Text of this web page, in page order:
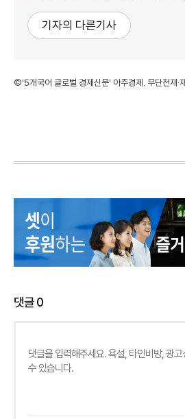
기자의 다른기사
©'5개국어 글로벌 경제신문' 아주경제. 무단전재·
댓글0